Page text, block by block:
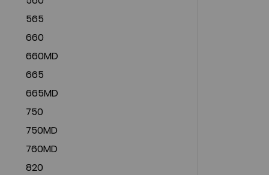
565
660
660MD
665
665MD
750
750MD
760MD
820